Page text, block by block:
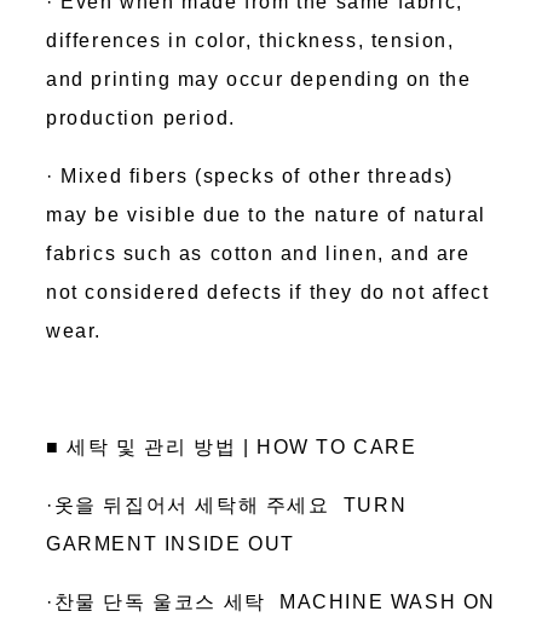
differences in color, thickness, tension,
and printing may occur depending on the
production period.
· Mixed fibers (specks of other threads)
may be visible due to the nature of natural
fabrics such as cotton and linen, and are
not considered defects if they do not affect
wear.
■ 세탁 및 관리 방법 | HOW TO CARE
·옷을 뒤집어서 세탁해 주세요 TURN
GARMENT INSIDE OUT
·찬물 단독 울코스 세탁 MACHINE WASH ON